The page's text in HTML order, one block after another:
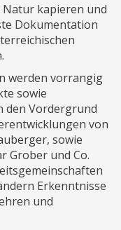
Natur kapieren und
Dokumentation
werden vorrangig
sowie
den Vordergrund
von
sowie
Grober und Co.
Erkenntnisse
und